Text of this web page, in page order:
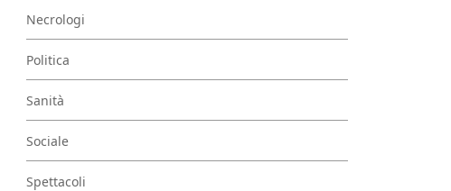
Necrologi
Politica
Sanità
Sociale
Spettacoli